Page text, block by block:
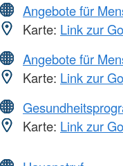
Angebote für
Karte: Link zur
Angebote für
Karte: Link zur
Karte: Link zur